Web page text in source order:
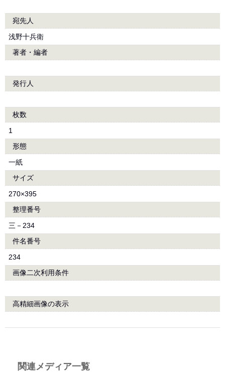
宛先人
浅野十兵衛
著者・編者
発行人
枚数
1
形態
一紙
サイズ
270×395
整理番号
三－234
件名番号
234
画像二次利用条件
高精細画像の表示
関連メディア一覧